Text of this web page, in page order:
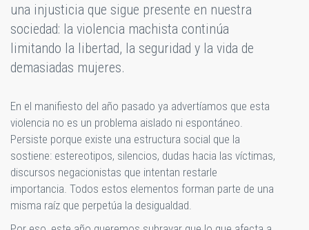
una injusticia que sigue presente en nuestra
sociedad: la violencia machista continúa
limitando la libertad, la seguridad y la vida de
demasiadas mujeres.
En el manifiesto del año pasado ya advertíamos que esta
violencia no es un problema aislado ni espontáneo.
Persiste porque existe una estructura social que la
sostiene: estereotipos, silencios, dudas hacia las víctimas,
discursos negacionistas que intentan restarle
importancia. Todos estos elementos forman parte de una
misma raíz que perpetúa la desigualdad.